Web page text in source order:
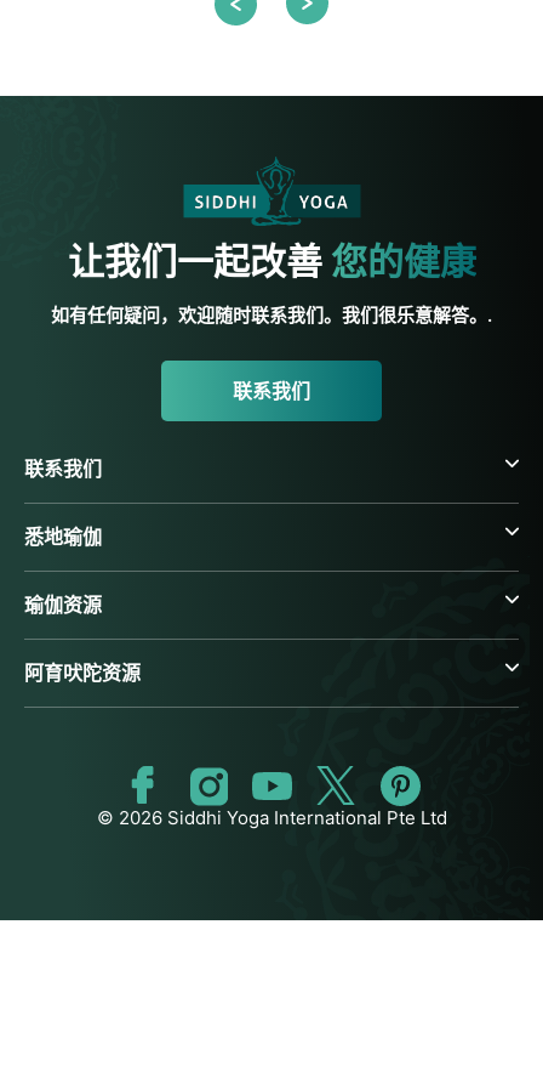
让我们一起改善 您的健康
如有任何疑问，欢迎随时联系我们。我们很乐意解答。.
联系我们
联系我们
悉地瑜伽
瑜伽资源
阿育吠陀资源
© 2026 Siddhi Yoga International Pte Ltd